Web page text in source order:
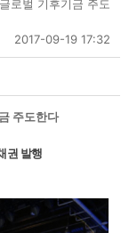
로벌 기후기금 주도
2017-09-19 17:32
주도한다
권 발행